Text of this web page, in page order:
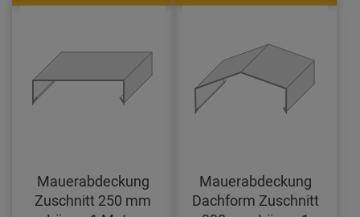
Mauerabdeckung
Zuschnitt 250 mm
Mauerabdeckung
Dachform Zuschnitt